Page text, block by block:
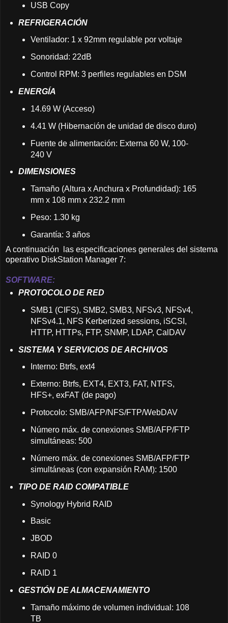
USB Copy
REFRIGERACIÓN
Ventilador: 1 x 92mm regulable por voltaje
Sonoridad: 22dB
Control RPM: 3 perfiles regulables en DSM
ENERGÍA
14.69 W (Acceso)
4.41 W (Hibernación de unidad de disco duro)
Fuente de alimentación: Externa 60 W, 100-
240 V
DIMENSIONES
Tamaño (Altura x Anchura x Profundidad): 165
mm x 108 mm x 232.2 mm
Peso: 1.30 kg
Garantía: 3 años
A continuación las especificaciones generales del sistema
operativo DiskStation Manager 7:
SOFTWARE:
PROTOCOLO DE RED
SMB1 (CIFS), SMB2, SMB3, NFSv3, NFSv4,
NFSv4.1, NFS Kerberized sessions, iSCSI,
HTTP, HTTPs, FTP, SNMP, LDAP, CalDAV
SISTEMA Y SERVICIOS DE ARCHIVOS
Interno: Btrfs, ext4
Externo: Btrfs, EXT4, EXT3, FAT, NTFS,
HFS+, exFAT (de pago)
Protocolo: SMB/AFP/NFS/FTP/WebDAV
Número máx. de conexiones SMB/AFP/FTP
simultáneas: 500
Número máx. de conexiones SMB/AFP/FTP
simultáneas (con expansión RAM): 1500
TIPO DE RAID COMPATIBLE
Synology Hybrid RAID
Basic
JBOD
RAID 0
RAID 1
GESTIÓN DE ALMACENAMIENTO
Tamaño máximo de volumen individual: 108
TB